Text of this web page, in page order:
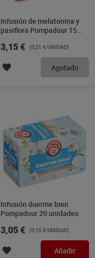
Infusión de melatonina y
pasiflora Pompadour 15
3,15 € (0,21 €/UNIDAD)
Agotado
Infusión duerme bien
Pompadour 20 unidades
3,05 € (0,15 €/UNIDAD)
Añadir